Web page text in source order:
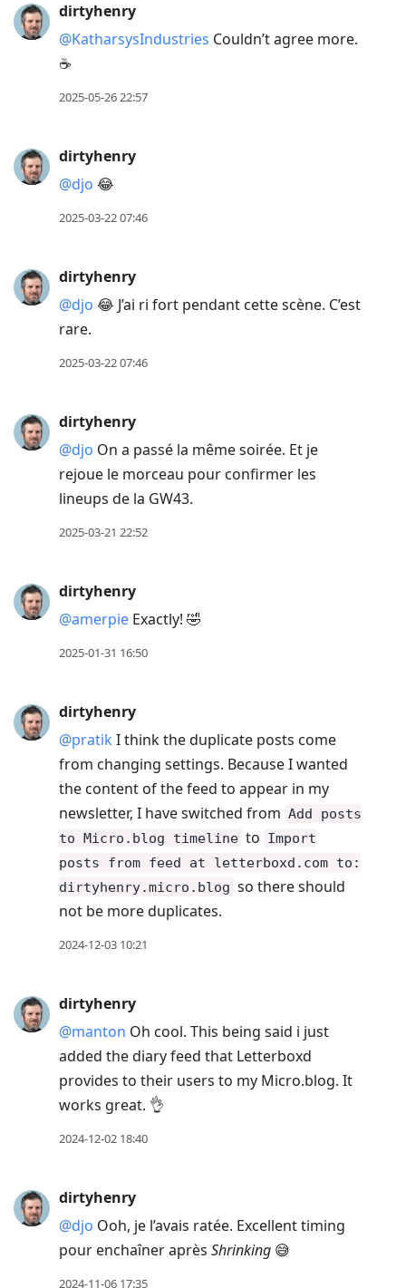
dirtyhenry
@KatharsysIndustries Couldn’t agree more.
☕️
2025-05-26 22:57
dirtyhenry
@djo 😂
2025-03-22 07:46
dirtyhenry
@djo 😂 J’ai ri fort pendant cette scène. C’est
rare.
2025-03-22 07:46
dirtyhenry
@djo On a passé la même soirée. Et je
rejoue le morceau pour confirmer les
lineups de la GW43.
2025-03-21 22:52
dirtyhenry
@amerpie Exactly! 🤣
2025-01-31 16:50
dirtyhenry
@pratik I think the duplicate posts come
from changing settings. Because I wanted
the content of the feed to appear in my
newsletter, I have switched from Add posts
to Micro.blog timeline to Import
posts from feed at letterboxd.com to:
dirtyhenry.micro.blog so there should
not be more duplicates.
2024-12-03 10:21
dirtyhenry
@manton Oh cool. This being said i just
added the diary feed that Letterboxd
provides to their users to my Micro.blog. It
works great. 👌
2024-12-02 18:40
dirtyhenry
@djo Ooh, je l’avais ratée. Excellent timing
pour enchaîner après Shrinking 😅
2024-11-06 17:35